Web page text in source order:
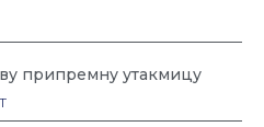
припремну утакмицу